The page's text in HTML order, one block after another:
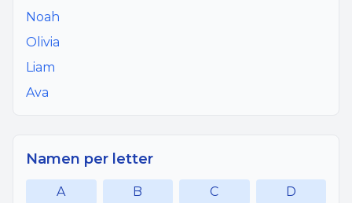
Noah
Olivia
Liam
Ava
Namen per letter
A B C D